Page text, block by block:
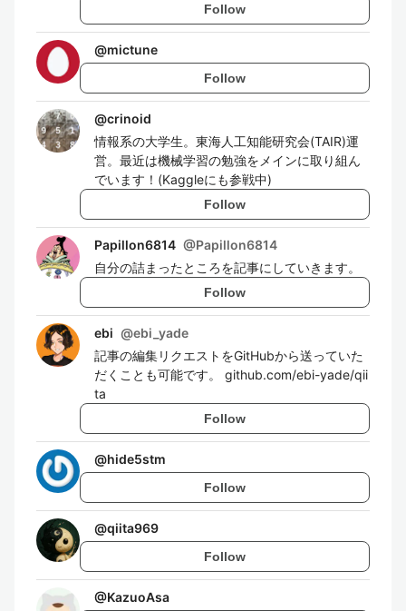
Follow
@mictune
Follow
@crinoid
情報系の大学生。東海人工知能研究会(TAIR)運
営。最近は機械学習の勉強をメインに取り組ん
でいます！(Kaggleにも参戦中)
Follow
Papillon6814 @Papillon6814
自分の詰まったところを記事にしていきます。
Follow
ebi @ebi_yade
記事の編集リクエストをGitHubから送っていた
だくことも可能です。 github.com/ebi-yade/qii
ta
Follow
@hide5stm
Follow
@qiita969
Follow
@KazuoAsa